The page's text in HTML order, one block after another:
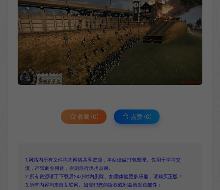
收藏 (0) 点赞 (0)
1.网站内所有文件均为网络共享资源，本站仅做打包整理。仅用于学习交
流，严禁商业用途，否则自行承担后果。
2.所有资源请于下载后24小时内删除。如需体验更多乐趣，请购买正版！
3.所有内容均来自互联网。如侵犯您的版权或利益请发送邮件：